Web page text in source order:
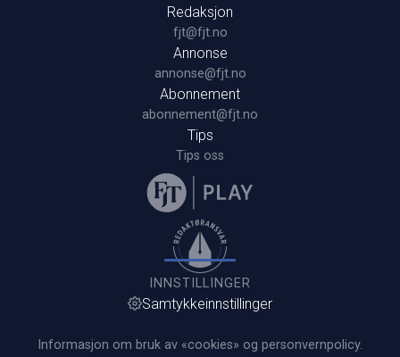
Redaksjon
fjt@fjt.no
Annonse
annonse@fjt.no
Abonnement
abonnement@fjt.no
Tips
Tips oss
INNSTILLINGER
Samtykkeinnstillinger
Informasjon om bruk av «cookies» og personvernpolicy.